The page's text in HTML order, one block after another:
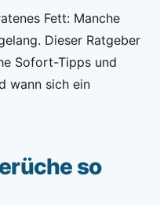
Fett: Manche
Dieser Ratgeber
Sofort-Tipps und
wann sich ein
so